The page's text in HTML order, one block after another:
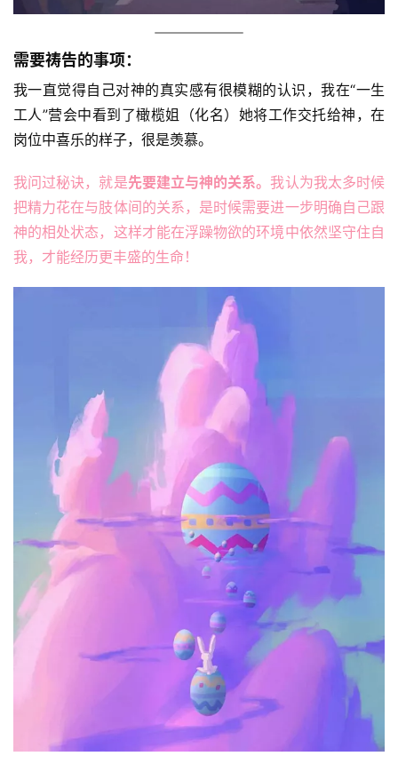
需要祷告的事项：
我一直觉得自己对神的真实感有很模糊的认识，我在“一生
工人”营会中看到了橄榄姐（化名）她将工作交托给神，在
岗位中喜乐的样子，很是羡慕。
我问过秘诀，就是先要建立与神的关系。我认为我太多时候
把精力花在与肢体间的关系，是时候需要进一步明确自己跟
神的相处状态，这样才能在浮躁物欲的环境中依然坚守住自
我，才能经历更丰盛的生命！